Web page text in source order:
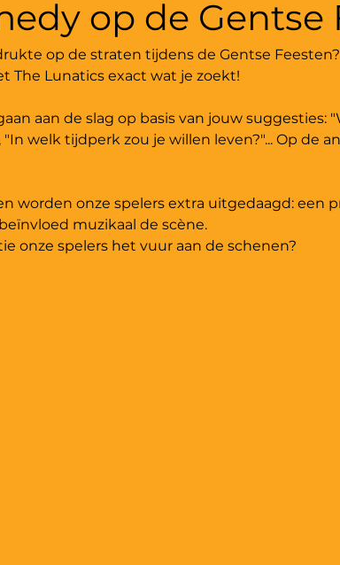
op de Gentse
op de straten tijdens de Gentse
The Lunatics exact wat je zoekt!
aan de slag op basis van jouw suggesties:
welk tijdperk zou je willen leven?"... Op de
worden onze spelers extra uitgedaagd: een
muzikaal de scène.
onze spelers het vuur aan de schenen?